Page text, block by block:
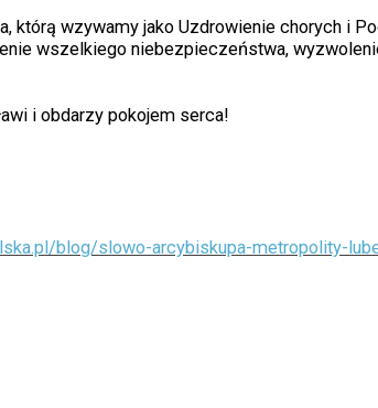
którą wzywamy jako Uzdrowienie chorych i
wszelkiego niebezpieczeństwa,
i obdarzy pokojem serca!
blog/slowo-arcybiskupa-metropolity-